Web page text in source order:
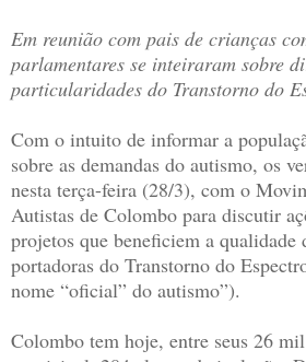
Em reunião com pais de crianças
parlamentares se inteiraram sobre
particularidades do Transtorno do
Com o intuito de informar a
sobre as demandas do autismo, os
nesta terça-feira (28/3), com o
Autistas de Colombo para discutir
projetos que beneficiem a qualidade
portadoras do Transtorno do
nome “oficial” do autismo”).
Colombo tem hoje, entre seus 26